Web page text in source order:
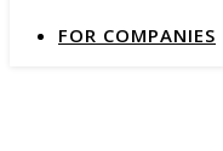
FOR COMPANIES